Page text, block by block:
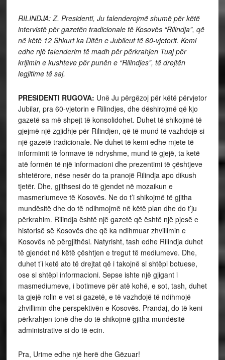
RILINDJA: Z. Presidenti, Ju falenderojmë shumë për këtë
intervistë për gazetën tradicionale të Kosovës “Rilindja”, që
në këtë 12 Shkurt ka Ditën e Jubileut të 60-vjetorit. Kemi
edhe një falenderim të madh për përkrahjen Tuaj për
krijimin e kushteve për punën e “Rilindjes”, të drejtën
legjitime të saj.
PRESIDENTI RUGOVA: Unë Ju përgëzoj për këtë përvjetor
Jubilar, pra 60-vjetorin e Rilindjes, dhe dëshirojmë që kjo
gazetë sa më shpejt të konsolidohet. Duhet të shikojmë të
gjejmë një zgjidhje për Rilindjen, që të mund të vazhdojë si
një gazetë tradicionale. Ne duhet të kemi edhe mjete të
informimit të formave të ndryshme, mund të gjejë, ta ketë
atë formën të një informacioni dhe prezentimi të çështjeve
shtetërore, nëse nesër do ta pranojë Rilindja apo dikush
tjetër. Dhe, gjithsesi do të gjendet në mozaikun e
masmeriumeve të Kosovës. Ne do t’i shikojmë të gjitha
mundësitë dhe do të ndihmojmë në këtë plan dhe do t’ju
përkrahim. Rilindja është një gazetë që është një pjesë e
historisë së Kosovës dhe që ka ndihmuar zhvillimin e
Kosovës në përgjithësi. Natyrisht, tash edhe Rilindja duhet
të gjendet në këtë çështjen e tregut të mediumeve. Dhe,
duhet t’i ketë ato të drejtat që i takojnë si shtëpi botuese,
ose si shtëpi informacioni. Sepse ishte një gjigant i
masmediumeve, i botimeve për atë kohë, e sot, tash, duhet
ta gjejë rolin e vet si gazetë, e të vazhdojë të ndihmojë
zhvillimin dhe perspektivën e Kosovës. Prandaj, do të keni
përkrahjen tonë dhe do të shikojmë gjitha mundësitë
administrative si do të ecin.
Pra, Urime edhe një herë dhe Gëzuar!